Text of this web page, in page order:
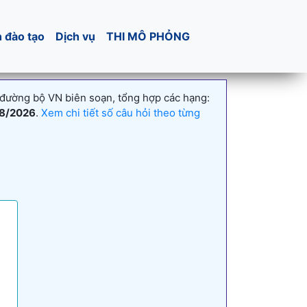
đào tạo Dịch vụ THI MÔ PHỎNG
bộ VN biên soạn, tổng hợp các hạng:
2026. Xem chi tiết số câu hỏi theo từng